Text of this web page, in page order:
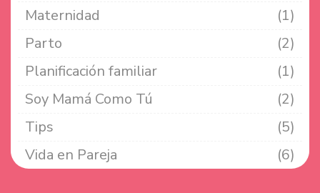
Maternidad
(1)
Parto
(2)
Planificación familiar
(1)
Soy Mamá Como Tú
(2)
Tips
(5)
Vida en Pareja
(6)